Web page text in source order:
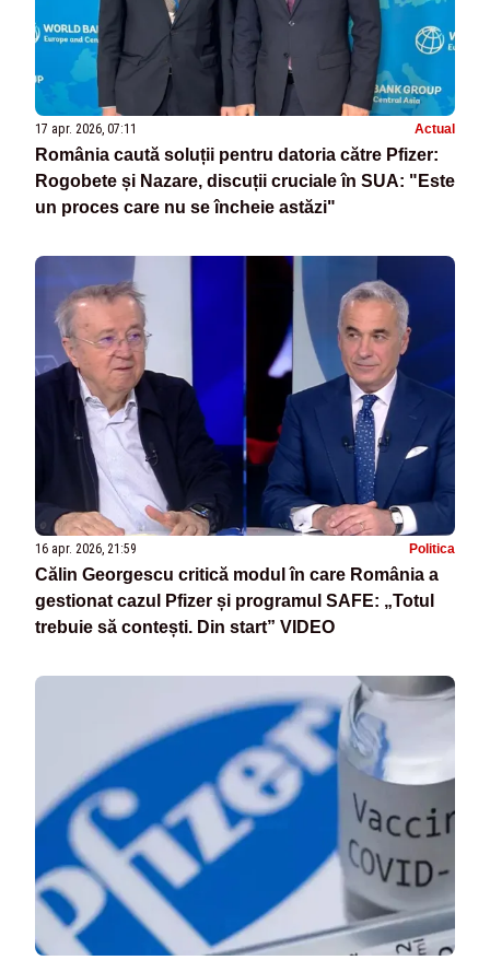
17 apr. 2026, 07:11 Actual
România caută soluții pentru datoria către Pfizer:
Rogobete și Nazare, discuții cruciale în SUA: "Este
un proces care nu se încheie astăzi"
16 apr. 2026, 21:59 Politica
Călin Georgescu critică modul în care România a
gestionat cazul Pfizer și programul SAFE: „Totul
trebuie să contești. Din start” VIDEO